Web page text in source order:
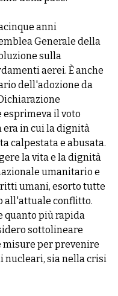
anni
Generale della
sulla
aerei. È anche
dell'adozione da
il voto
era in cui la dignità
calpestata e abusata.
la vita e la dignità
umanitario e
umani, esorto tutte
all'attuale conflitto.
quanto più rapida
sottolineare
per prevenire
nucleari, sia nella crisi